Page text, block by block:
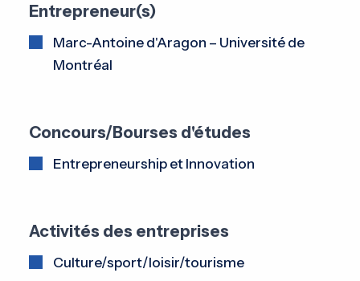
Entrepreneur(s)
Marc-Antoine d'Aragon – Université de
Montréal
Concours/Bourses d'études
Entrepreneurship et Innovation
Activités des entreprises
Culture/sport/loisir/tourisme